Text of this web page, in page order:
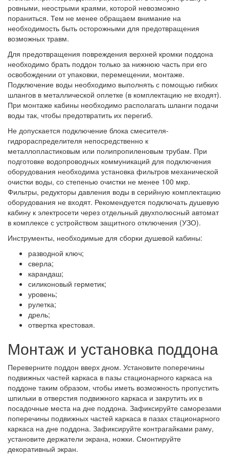
ровными, неострыми краями, которой невозможно
пораниться. Тем не менее обращаем внимание на
необходимость быть осторожными для предотвращения
возможных травм.
Для предотвращения повреждения верхней кромки поддона
необходимо брать поддон только за нижнюю часть при его
освобождении от упаковки, перемещении, монтаже.
Подключение воды необходимо выполнять с помощью гибких
шлангов в металлической оплетке (в комплектацию не входят).
При монтаже кабины необходимо располагать шланги подачи
воды так, чтобы предотвратить их перегиб.
Не допускается подключение блока смесителя-
гидрораспределителя непосредственно к
металлопластиковым или полипропиленовым трубам. При
подготовке водопроводных коммуникаций для подключения
оборудования необходима установка фильтров механической
очистки воды, со степенью очистки не менее 100 мкр.
Фильтры, редукторы давления воды в серийную комплектацию
оборудования не входят. Рекомендуется подключать душевую
кабину к электросети через отдельный двухполюсный автомат
в комплексе с устройством защитного отключения (УЗО).
Инструменты, необходимые для сборки душевой кабины:
разводной ключ;
сверла;
карандаш;
силиконовый герметик;
уровень;
рулетка;
дрель;
отвертка крестовая.
Монтаж и установка поддона
Переверните поддон вверх дном. Установите поперечины
подвижных частей каркаса в пазы стационарного каркаса на
поддоне таким образом, чтобы иметь возможность пропустить
шпильки в отверстия подвижного каркаса и закрутить их в
посадочные места на дне поддона. Зафиксируйте саморезами
поперечины подвижных частей каркаса в пазах стационарного
каркаса на дне поддона. Зафиксируйте контрагайками раму,
установите держатели экрана, ножки. Смонтируйте
декоративный экран.